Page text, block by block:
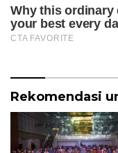
Rekomendasi